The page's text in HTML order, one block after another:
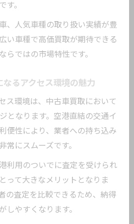
成功するための事前リサー
辺の中古車買取業者を比較す
判が中古車買取選びに役立つ
を最大化するための実践ポイ
取を目指すなら押さえたい準
で必要書類を早めに用意する
す。
、人気車種の取り扱い実績が豊
い車種で高価買取が期待できる
らではの市場特性です。
なるアクセス環境の魅力
ス環境は、中古車買取において
となります。空港直結の交通イ
便性により、業者への持ち込み
常にスムーズです。
利用のついでに査定を受けられ
って大きなメリットとなりま
の査定を比較できるため、納得
しやすくなります。